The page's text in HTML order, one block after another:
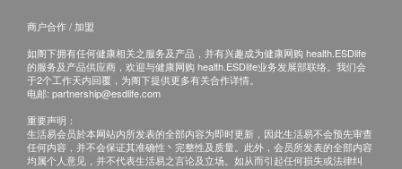
网购health.ESDlife概不负责。一切有关的索偿或
查询，须向提供服务之体检中心或商户提出。
商户合作 / 加盟
如阁下拥有任何健康相关之服务及产品，并有兴趣成为健康网购 health.ESDlife
的服务及产品供应商，欢迎与健康网购 health.ESDlife业务发展部联络。我们会
于2个工作天内回覆，为阁下提供更多有关合作详情。
电邮: partnership@esdlife.com
重要声明：
生活易会员於本网站内所发表的全部内容为即时更新，因此生活易不会预先审查
任何内容，并不会保证其准确性丶完整性及质量。此外，会员所发表的全部内容
均属个人意见，并不代表生活易之言论及立场。如从而引起任何损失或法律纠